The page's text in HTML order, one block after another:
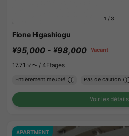
1 / 3
Fione Higashiogu
¥95,000 - ¥98,000 Vacant
17.71㎡〜 / 4Etages
Entièrement meublé Pas de caution
Voir les détails
APARTMENT